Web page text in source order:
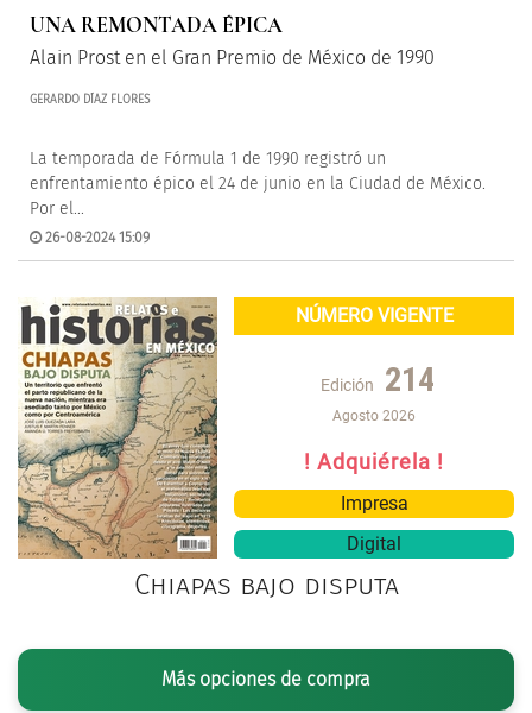
UNA REMONTADA ÉPICA
Alain Prost en el Gran Premio de México de 1990
GERARDO DÍAZ FLORES
La temporada de Fórmula 1 de 1990 registró un
enfrentamiento épico el 24 de junio en la Ciudad de México.
Por el...
26-08-2024 15:09
NÚMERO VIGENTE
Edición 214
Agosto 2026
! Adquiérela !
Impresa
Digital
Chiapas bajo disputa
Más opciones de compra